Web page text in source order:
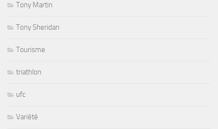
Tony Martin
Tony Sheridan
Tourisme
triathlon
ufc
Variété